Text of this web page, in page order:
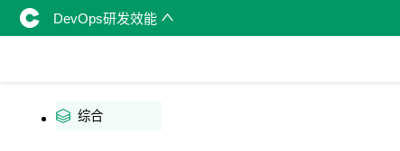
DevOps研发效能
综合